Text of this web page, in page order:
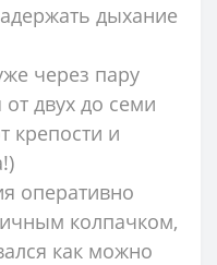
дыхание
через пару
двух до семи
крепости и
оперативно
колпачком,
как можно